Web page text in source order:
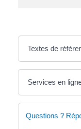
Textes de
Services en
Questions ?